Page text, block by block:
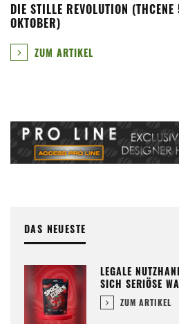
DIE STILLE REVOLUTION
OKTOBER)
ZUM ARTIKEL
DAS NEUESTE
LEGALE
SICH SERIÖSE
ZUM ARTIKEL